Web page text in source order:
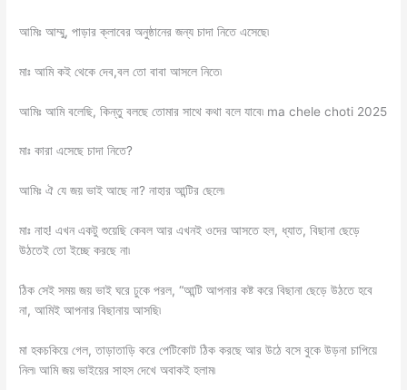
আমিঃ আম্মু, পাড়ার ক্লাবের অনুষ্ঠানের জন্য চাদা নিতে এসেছে৷
মাঃ আমি কই থেকে দেব,বল তো বাবা আসলে নিতে৷
আমিঃ আমি বলেছি, কিন্তু বলছে তোমার সাথে কথা বলে যাবে৷ ma chele choti 2025
মাঃ কারা এসেছে চাদা নিতে?
আমিঃ ঐ যে জয় ভাই আছে না? নাহার আন্টির ছেলে৷
মাঃ নাহ! এখন একটু শুয়েছি কেবল আর এখনই ওদের আসতে হল, ধ্যাত, বিছানা ছেড়ে
উঠতেই তো ইচ্ছে করছে না৷
ঠিক সেই সময় জয় ভাই ঘরে ঢুকে পরল, “আন্টি আপনার কষ্ট করে বিছানা ছেড়ে উঠতে হবে
না, আমিই আপনার বিছানায় আসছি৷
মা হকচকিয়ে গেল, তাড়াতাড়ি করে পেটিকোট ঠিক করছে আর উঠে বসে বুকে উড়না চাপিয়ে
নিল৷ আমি জয় ভাইয়ের সাহস দেখে অবাকই হলাম৷